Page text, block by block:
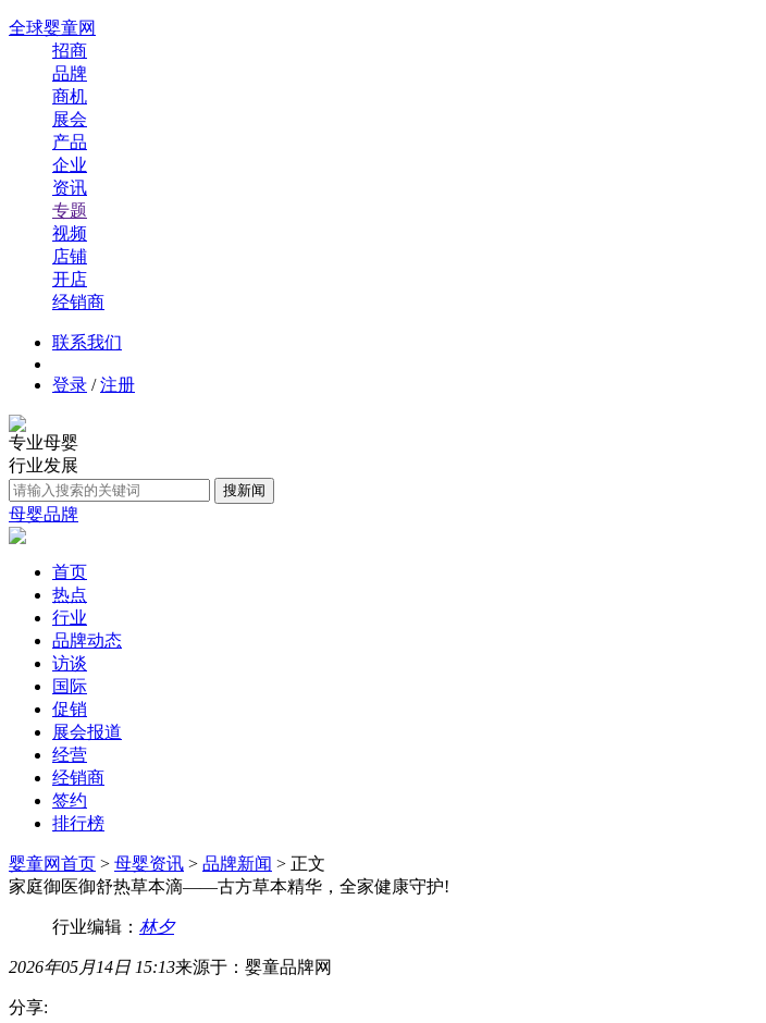
全球婴童网
招商
品牌
商机
展会
产品
企业
资讯
专题
视频
店铺
开店
经销商
联系我们
登录 /注册
专业母婴
行业发展
母婴品牌
首页
热点
行业
品牌动态
访谈
国际
促销
展会报道
经营
经销商
签约
排行榜
婴童网首页 > 母婴资讯 > 品牌新闻 > 正文
家庭御医御舒热草本滴——古方草本精华，全家健康守护!
行业编辑： 林夕
2026年05月14日 15:13来源于：婴童品牌网
分享: